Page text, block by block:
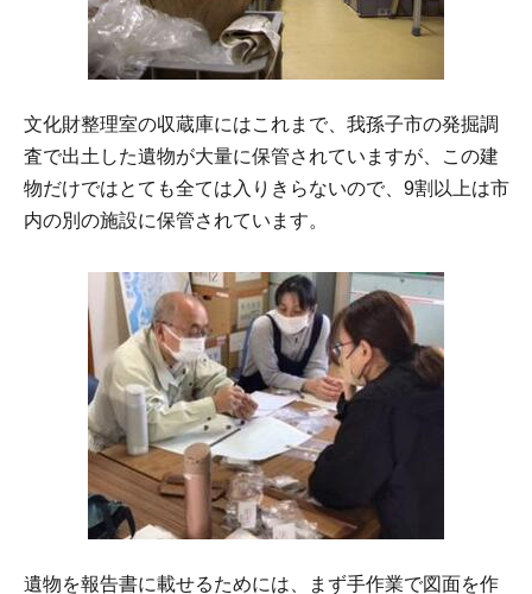
文化財整理室の収蔵庫にはこれまで、我孫子市の発掘調
査で出土した遺物が大量に保管されていますが、この建
物だけではとても全ては入りきらないので、9割以上は市
内の別の施設に保管されています。
遺物を報告書に載せるためには、まず手作業で図面を作